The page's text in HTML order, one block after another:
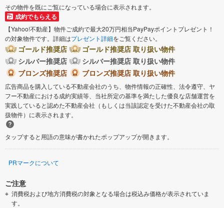
その物件を既にご覧になっている場合に表示されます。
成約でもらえる
【Yahoo!不動産】物件ご成約で最大20万円相当PayPayポイントプレゼント！
の対象物件です。詳細はプレゼント詳細をご覧ください。
ゴールド推奨店
ゴールド推奨店 取り扱い物件
シルバー推奨店
シルバー推奨店 取り扱い物件
ブロンズ推奨店
ブロンズ推奨店 取り扱い物件
広告商品を購入している不動産会社のうち、物件情報の正確性、法令遵守、ヤ
フー不動産における成約実績等、当社所定の基準を満たした優良な店舗運営を
実践していると認めた不動産会社（もしくは当該認定を受けた不動産会社の取
扱物件）に表示されます。
タップすると用語の意味が書かれたポップアップが開きます。
PRマークについて
ご注意
消費税および地方消費税の対象となる場合は税込み価格が表示されていま
す。